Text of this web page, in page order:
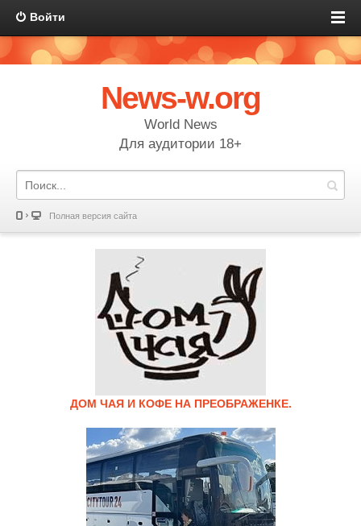
Войти
News-w.org
World News
Для аудитории 18+
Полная версия сайта
ДОМ ЧАЯ И КОФЕ НА ПРЕОБРАЖЕНКЕ.